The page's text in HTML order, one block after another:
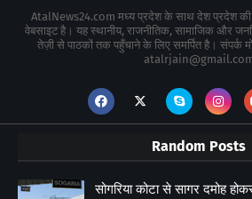
AtalNews24.com मध्य प्रदेश के साथ देश प्रदेश की
वेबसाइट है। यह स्थानीय, राजनीतिक, सामाजिक और
तेज़ी से पाठकों तक पहुँचाने के लिए समर्पित है। संपर्क
Random Posts
सोगरिया कोटा से सागर दमोह